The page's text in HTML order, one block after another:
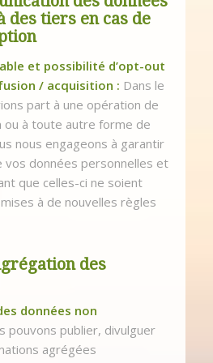
des tiers en cas de
et possibilité d’opt-out
/ acquisition : Dans le
part à une opération de
ou à toute autre forme de
nous engageons à garantir
vos données personnelles et
que celles-ci ne soient
à de nouvelles règles
des
données non
pouvons publier, divulguer
agrégées